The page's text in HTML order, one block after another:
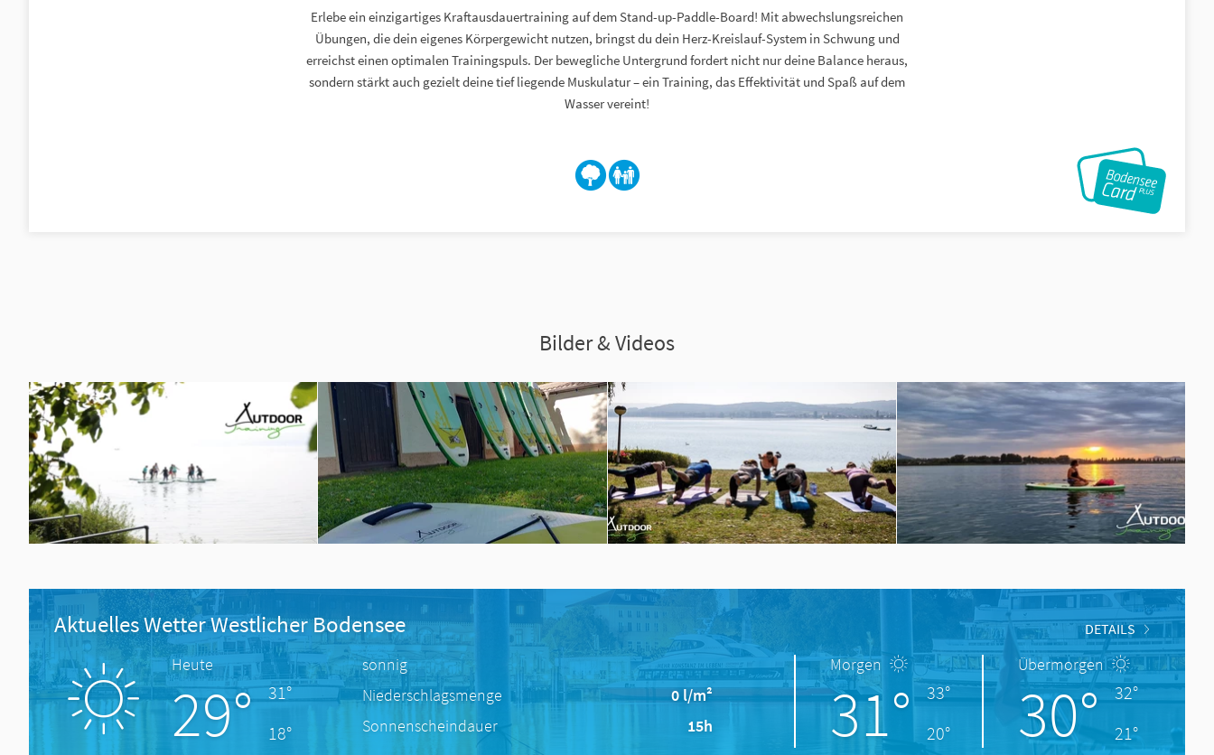
Erlebe ein einzigartiges Kraftausdauertraining auf dem Stand-up-Paddle-Board! Mit abwechslungsreichen
Übungen, die dein eigenes Körpergewicht nutzen, bringst du dein Herz-Kreislauf-System in Schwung und
erreichst einen optimalen Trainingspuls. Der bewegliche Untergrund fordert nicht nur deine Balance heraus,
sondern stärkt auch gezielt deine tief liegende Muskulatur – ein Training, das Effektivität und Spaß auf dem
Wasser vereint!
Bilder & Videos
Aktuelles Wetter Westlicher Bodensee DETAILS
Heute
29°
31°
18°
sonnig
Niederschlagsmenge
0 l/m²
Sonnenscheindauer
15h
Morgen
31°
33°
20°
Übermorgen
30°
32°
21°